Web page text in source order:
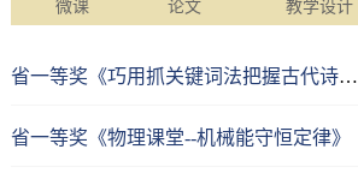
微课 论文 教学设计
省一等奖《巧用抓关键词法把握古代诗歌情感》
省一等奖《物理课堂--机械能守恒定律》